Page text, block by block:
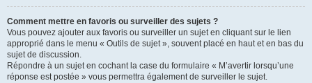
Comment mettre en favoris ou surveiller des sujets ?
Vous pouvez ajouter aux favoris ou surveiller un sujet en cliquant sur le lien
approprié dans le menu « Outils de sujet », souvent placé en haut et en bas du
sujet de discussion.
Répondre à un sujet en cochant la case du formulaire « M’avertir lorsqu’une
réponse est postée » vous permettra également de surveiller le sujet.